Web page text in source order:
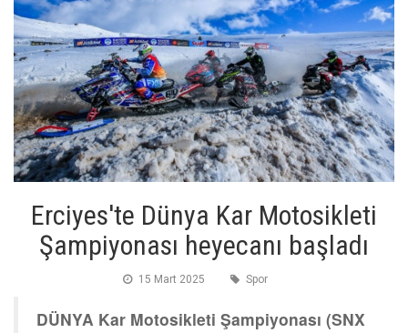
Erciyes'te Dünya Kar Motosikleti
Şampiyonası heyecanı başladı
15 Mart 2025 Spor
DÜNYA Kar Motosikleti Şampiyonası (SNX